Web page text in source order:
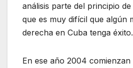
análisis parte del principio
que es muy difícil que algún
derecha en Cuba tenga éxito.
En ese año 2004 comienzan